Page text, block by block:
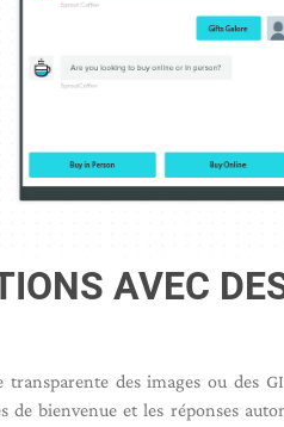
AVEC
des images ou des
bienvenue et les réponses